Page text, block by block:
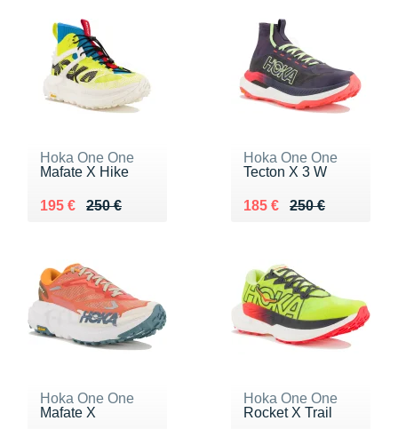
Hoka One One
Mafate X Hike
250 €
Au lieu de 250 €
195 €
Vendu 195 €
Hoka One One
Tecton X 3 W
250 €
Au lieu de 250 €
185 €
Vendu 185 €
Hoka One One
Mafate X
Hoka One One
Rocket X Trail